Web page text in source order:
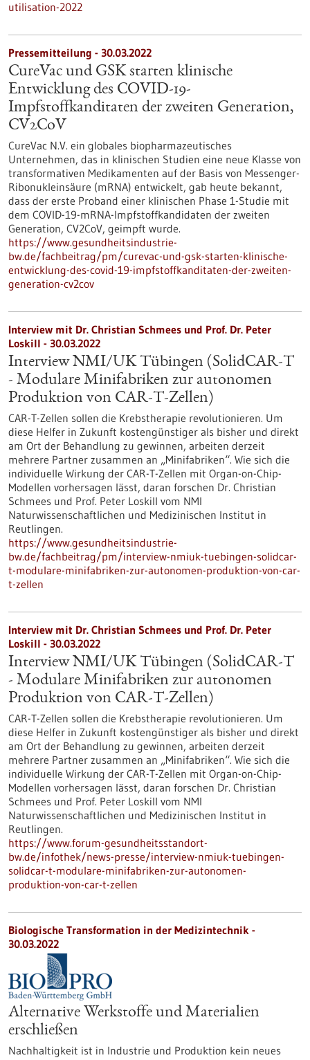
utilisation-2022
Pressemitteilung - 30.03.2022
CureVac und GSK starten klinische
Entwicklung des COVID-19-
Impfstoffkanditaten der zweiten Generation,
CV2CoV
CureVac N.V. ein globales biopharmazeutisches
Unternehmen, das in klinischen Studien eine neue Klasse von
transformativen Medikamenten auf der Basis von Messenger-
Ribonukleinsäure (mRNA) entwickelt, gab heute bekannt,
dass der erste Proband einer klinischen Phase 1-Studie mit
dem COVID-19-mRNA-Impfstoffkandidaten der zweiten
Generation, CV2CoV, geimpft wurde.
https://www.gesundheitsindustrie-
bw.de/fachbeitrag/pm/curevac-und-gsk-starten-klinische-
entwicklung-des-covid-19-impfstoffkanditaten-der-zweiten-
generation-cv2cov
Interview mit Dr. Christian Schmees und Prof. Dr. Peter
Loskill - 30.03.2022
Interview NMI/UK Tübingen (SolidCAR-T
- Modulare Minifabriken zur autonomen
Produktion von CAR-T-Zellen)
CAR-T-Zellen sollen die Krebstherapie revolutionieren. Um
diese Helfer in Zukunft kostengünstiger als bisher und direkt
am Ort der Behandlung zu gewinnen, arbeiten derzeit
mehrere Partner zusammen an „Minifabriken“. Wie sich die
individuelle Wirkung der CAR-T-Zellen mit Organ-on-Chip-
Modellen vorhersagen lässt, daran forschen Dr. Christian
Schmees und Prof. Peter Loskill vom NMI
Naturwissenschaftlichen und Medizinischen Institut in
Reutlingen.
https://www.gesundheitsindustrie-
bw.de/fachbeitrag/pm/interview-nmiuk-tuebingen-solidcar-
t-modulare-minifabriken-zur-autonomen-produktion-von-car-
t-zellen
Interview mit Dr. Christian Schmees und Prof. Dr. Peter
Loskill - 30.03.2022
Interview NMI/UK Tübingen (SolidCAR-T
- Modulare Minifabriken zur autonomen
Produktion von CAR-T-Zellen)
CAR-T-Zellen sollen die Krebstherapie revolutionieren. Um
diese Helfer in Zukunft kostengünstiger als bisher und direkt
am Ort der Behandlung zu gewinnen, arbeiten derzeit
mehrere Partner zusammen an „Minifabriken“. Wie sich die
individuelle Wirkung der CAR-T-Zellen mit Organ-on-Chip-
Modellen vorhersagen lässt, daran forschen Dr. Christian
Schmees und Prof. Peter Loskill vom NMI
Naturwissenschaftlichen und Medizinischen Institut in
Reutlingen.
https://www.forum-gesundheitsstandort-
bw.de/infothek/news-presse/interview-nmiuk-tuebingen-
solidcar-t-modulare-minifabriken-zur-autonomen-
produktion-von-car-t-zellen
Biologische Transformation in der Medizintechnik -
30.03.2022
Alternative Werkstoffe und Materialien
erschließen
Nachhaltigkeit ist in Industrie und Produktion kein neues